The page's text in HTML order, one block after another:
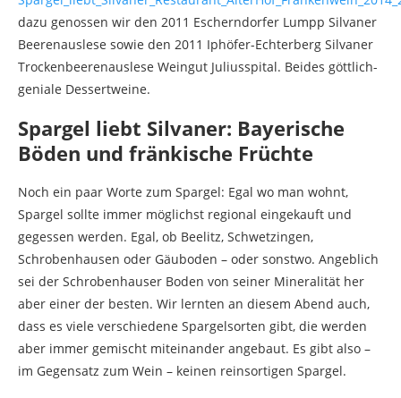
dazu genossen wir den 2011 Escherndorfer Lumpp Silvaner
Beerenauslese sowie den 2011 Iphöfer-Echterberg Silvaner
Trockenbeerenauslese Weingut Juliusspital. Beides göttlich-
geniale Dessertweine.
Spargel liebt Silvaner: Bayerische
Böden und fränkische Früchte
Noch ein paar Worte zum Spargel: Egal wo man wohnt,
Spargel sollte immer möglichst regional eingekauft und
gegessen werden. Egal, ob Beelitz, Schwetzingen,
Schrobenhausen oder Gäuboden – oder sonstwo. Angeblich
sei der Schrobenhauser Boden von seiner Mineralität her
aber einer der besten. Wir lernten an diesem Abend auch,
dass es viele verschiedene Spargelsorten gibt, die werden
aber immer gemischt miteinander angebaut. Es gibt also –
im Gegensatz zum Wein – keinen reinsortigen Spargel.